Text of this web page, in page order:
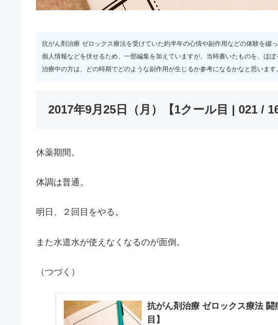
抗がん剤治療 ゼロックス療法を受けていた約半年の心情や副作用などの体験を綴っ
個人情報などを伏せるため、一部編集を加えていますが、当時書いたものを、ほぼ
治療中の方は、どの時期でどのような副作用が生じるか参考になるかなと思います
2017年9月25日（月）【1クール目 | 021 /
休薬期間。
体調は普通。
明日、２回目をやる。
また水道水が使えなくなるのが面倒。
（つづく）
抗がん剤治療 ゼロックス療法
目】